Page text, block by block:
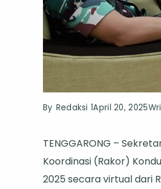
By Redaksi 1April 20, 2025
TENGGARONG –
Koordinasi (Rakor)
2025 secara virtual dari